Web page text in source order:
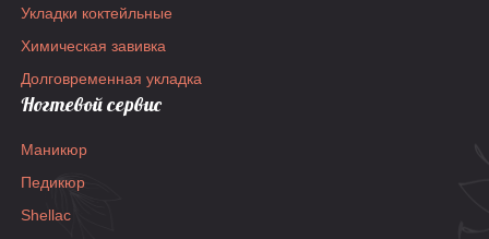
Укладки коктейльные
Химическая завивка
Долговременная укладка
Ногтевой сервис
Маникюр
Педикюр
Shellac